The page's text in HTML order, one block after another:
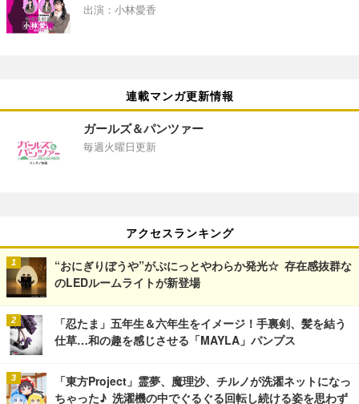
出演：小林愛香
連載マンガ更新情報
ガールズ＆パンツァー
毎週火曜日更新
アクセスランキング
“おにぎりぼうや”がぷにっとやわらか発光☆ 存在感抜群な
のLEDルームライトが新登場
「忍たま」五年生＆六年生をイメージ！手裏剣、髪を結う
仕草…和の趣を感じさせる「MAYLA」パンプス
「東方Project」霊夢、魔理沙、チルノが洗濯ネットになっ
ちゃった♪ 洗濯機の中でぐるぐる回転し続ける姿を思わず